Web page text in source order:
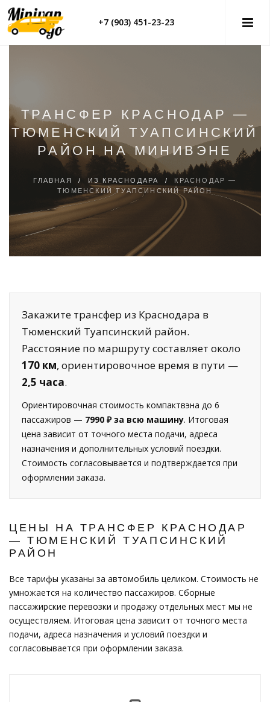
+7 (903) 451-23-23
ТРАНСФЕР КРАСНОДАР —
ТЮМЕНСКИЙ ТУАПСИНСКИЙ
РАЙОН НА МИНИВЭНЕ
ГЛАВНАЯ / ИЗ КРАСНОДАРА / КРАСНОДАР —
ТЮМЕНСКИЙ ТУАПСИНСКИЙ РАЙОН
Закажите трансфер из Краснодара в
Тюменский Туапсинский район.
Расстояние по маршруту составляет около
170 км, ориентировочное время в пути —
2,5 часа.
Ориентировочная стоимость компактвэна до 6
пассажиров — 7990 ₽ за всю машину. Итоговая
цена зависит от точного места подачи, адреса
назначения и дополнительных условий поездки.
Стоимость согласовывается и подтверждается при
оформлении заказа.
ЦЕНЫ НА ТРАНСФЕР КРАСНОДАР
— ТЮМЕНСКИЙ ТУАПСИНСКИЙ
РАЙОН
Все тарифы указаны за автомобиль целиком. Стоимость не
умножается на количество пассажиров. Сборные
пассажирские перевозки и продажу отдельных мест мы не
осуществляем. Итоговая цена зависит от точного места
подачи, адреса назначения и условий поездки и
согласовывается при оформлении заказа.